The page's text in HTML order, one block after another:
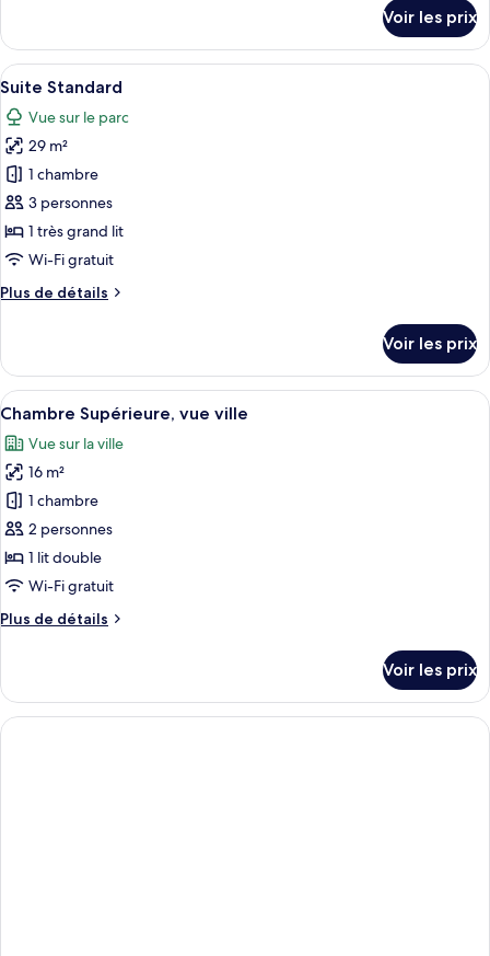
le
type
de
chambre
Chambre
Supérieure
Voir les prix
Afficher
toutes
les
photos
pour
ce
type
de
chambre :
Suite
Suite Standard | Literie de qualité
3
Suite Standard
Vue sur le parc
29 m²
1 chambre
3 personnes
1 très grand lit
Wi-Fi gratuit
Plus de détails
Plus
le
type
de
Suite
Standard
Voir les prix
Afficher
toutes
les
photos
pour
ce
type
de
chambre :
Chambre
ville
Chambre Supérieure, vue ville |
3
Chambre Supérieure, vue ville
Vue sur la ville
16 m²
1 chambre
2 personnes
1 lit double
Wi-Fi gratuit
Plus de détails
Plus
le
type
de
Voir les prix